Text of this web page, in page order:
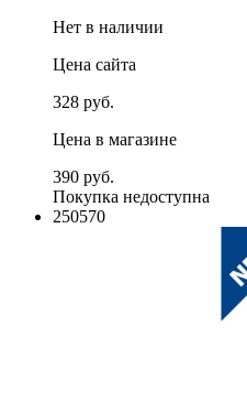
Нет в наличии
Цена сайта
328 руб.
Цена в магазине
390 руб.
Покупка недоступна
250570